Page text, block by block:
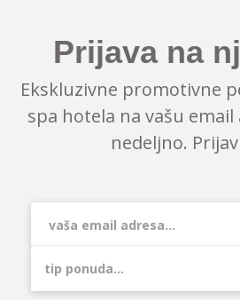
Prijava na
Ekskluzivne promotivne
spa hotela na vašu
nedeljno.